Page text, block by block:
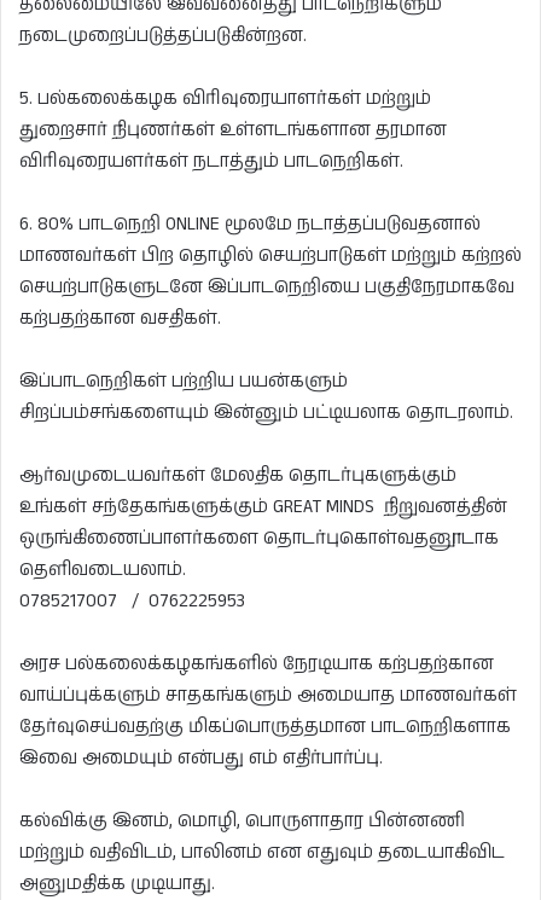
நடைமுறைப்படுத்தப்படுகின்றன.
5. பல்கலைக்கழக விரிவுரையாளர்கள் மற்றும்
துறைசார் நிபுணர்கள் உள்ளடங்களான தரமான
விரிவுரையளர்கள் நடாத்தும் பாடநெறிகள்.
6. 80% பாடநெறி ONLINE மூலமே நடாத்தப்படுவதனால்
மாணவர்கள் பிற தொழில் செயற்பாடுகள் மற்றும் கற்றல்
செயற்பாடுகளுடனே இப்பாடநெறியை பகுதிநேரமாகவே
கற்பதற்கான வசதிகள்.
இப்பாடநெறிகள் பற்றிய பயன்களும்
சிறப்பம்சங்களையும் இன்னும் பட்டியலாக தொடரலாம்.
ஆர்வமுடையவர்கள் மேலதிக தொடர்புகளுக்கும்
உங்கள் சந்தேகங்களுக்கும் GREAT MINDS நிறுவனத்தின்
ஒருங்கிணைப்பாளர்களை தொடர்புகொள்வதனூடாக
தெளிவடையலாம்.
0785217007 / 0762225953
அரச பல்கலைக்கழகங்களில் நேரடியாக கற்பதற்கான
வாய்ப்புக்களும் சாதகங்களும் அமையாத மாணவர்கள்
தேர்வுசெய்வதற்கு மிகப்பொருத்தமான பாடநெறிகளாக
இவை அமையும் என்பது எம் எதிர்பார்ப்பு.
கல்விக்கு இனம், மொழி, பொருளாதார பின்னணி
மற்றும் வதிவிடம், பாலினம் என எதுவும் தடையாகிவிட
அனுமதிக்க முடியாது.